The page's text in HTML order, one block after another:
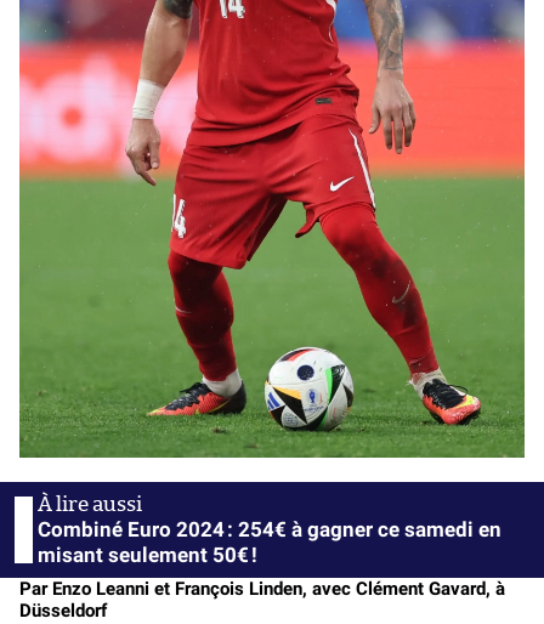
Combiné Euro 2024 : 254€ à gagner ce samedi en
misant seulement 50€ !
Par Enzo Leanni et François Linden, avec Clément Gavard, à
Düsseldorf